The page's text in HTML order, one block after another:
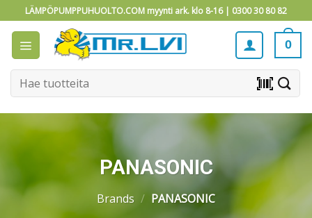
to
content
LÄMPÖPUMPPUHUOLTO.COM myynti ark. klo 8-16 | 0300 30 80 82
0
Etsi: barcode_scanner
PANASONIC
Brands / PANASONIC